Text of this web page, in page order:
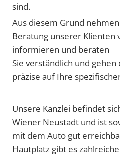
sind.
Aus diesem Grund
Beratung unserer Klienten
informieren und beraten
Sie verständlich und
präzise auf Ihre
Unsere Kanzlei befindet
Wiener Neustadt und ist
mit dem Auto gut
Hautplatz gibt es